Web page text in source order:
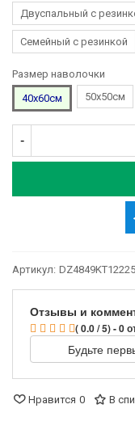
Двуспальный с
Семейный с резинкой
Размер наволочки
40х60см
50х50см
-
Артикул: DZ4849KT12225
Отзывы и
( 0.0 / 5) - 0
Будьте
Нравится 0 В